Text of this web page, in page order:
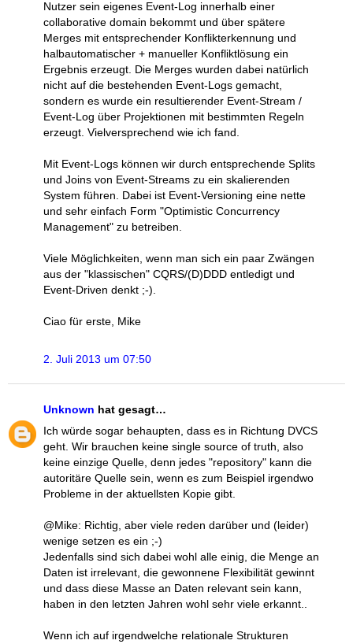
Nutzer sein eigenes Event-Log innerhalb einer
collaborative domain bekommt und über spätere
Merges mit entsprechender Konflikterkennung und
halbautomatischer + manueller Konfliktlösung ein
Ergebnis erzeugt. Die Merges wurden dabei natürlich
nicht auf die bestehenden Event-Logs gemacht,
sondern es wurde ein resultierender Event-Stream /
Event-Log über Projektionen mit bestimmten Regeln
erzeugt. Vielversprechend wie ich fand.
Mit Event-Logs können wir durch entsprechende Splits
und Joins von Event-Streams zu ein skalierenden
System führen. Dabei ist Event-Versioning eine nette
und sehr einfach Form "Optimistic Concurrency
Management" zu betreiben.
Viele Möglichkeiten, wenn man sich ein paar Zwängen
aus der "klassischen" CQRS/(D)DDD entledigt und
Event-Driven denkt ;-).
Ciao für erste, Mike
2. Juli 2013 um 07:50
Unknown hat gesagt…
Ich würde sogar behaupten, dass es in Richtung DVCS
geht. Wir brauchen keine single source of truth, also
keine einzige Quelle, denn jedes "repository" kann die
autoritäre Quelle sein, wenn es zum Beispiel irgendwo
Probleme in der aktuellsten Kopie gibt.
@Mike: Richtig, aber viele reden darüber und (leider)
wenige setzen es ein ;-)
Jedenfalls sind sich dabei wohl alle einig, die Menge an
Daten ist irrelevant, die gewonnene Flexibilität gewinnt
und dass diese Masse an Daten relevant sein kann,
haben in den letzten Jahren wohl sehr viele erkannt..
Wenn ich auf irgendwelche relationale Strukturen